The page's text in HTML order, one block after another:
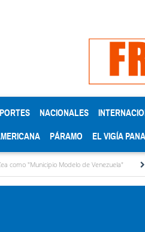
NACIONALES
PÁRAMO EL VIGÍA
Modelo de Venezuela" Hasta